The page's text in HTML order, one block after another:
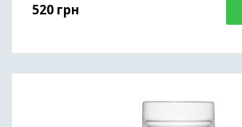
520 грн